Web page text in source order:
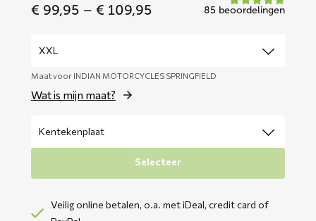
€ 99,95 – € 109,95Price
85 beoordelingen
Maat voor INDIAN MOTORCYCLES SPRINGFIELD
Wat is mijn maat?
Selecteer
Veilig online betalen, o.a. met iDeal, credit card of